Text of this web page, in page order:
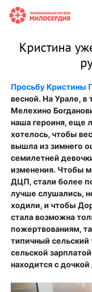
Кристина
Просьбу Кристины
весной. На Урале, в
Мелехино
наша героиня, еще
хотелось, чтобы
вышла из зимнего
семилетней
изменения. Чтобы
ДЦП, стали более
лучше слушались,
ходили, и чтобы
стала возможна
пожертвованиям,
типичный
сельской
находится с